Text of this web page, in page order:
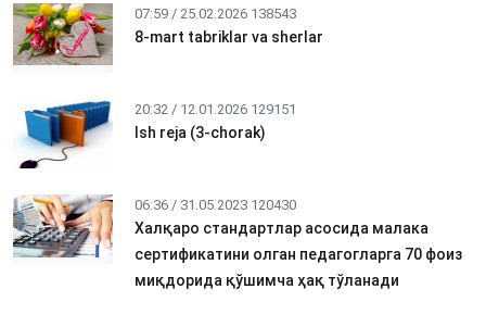
07:59 / 25.02.2026 138543
8-mart tabriklar va sherlar
20:32 / 12.01.2026 129151
Ish reja (3-chorak)
06:36 / 31.05.2023 120430
Халқаро стандартлар асосида малака
сертификатини олган педагогларга 70 фоиз
миқдорида қўшимча ҳақ тўланади